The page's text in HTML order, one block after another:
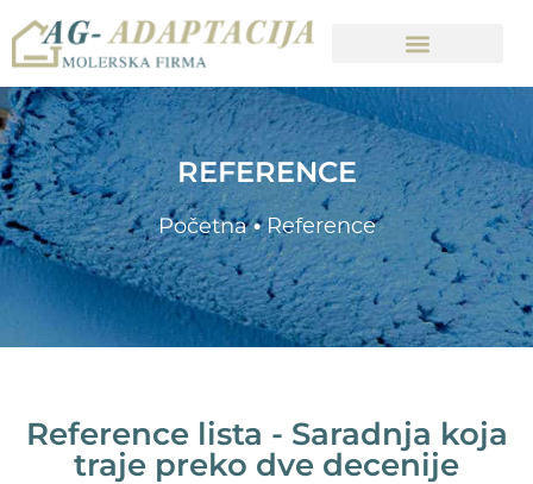
REFERENCE
Početna•Reference
Reference lista - Saradnja koja
traje preko dve decenije